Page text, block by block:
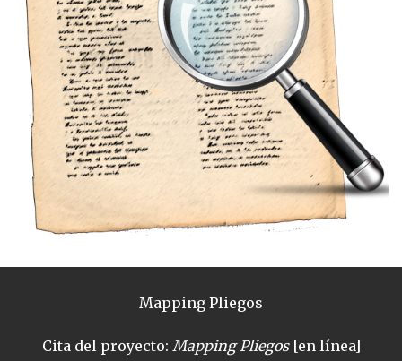
Mapping Pliegos
Cita del proyecto: Mapping Pliegos[en línea]